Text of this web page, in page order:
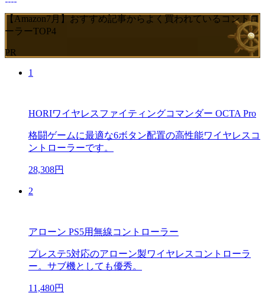
【Amazon7月】おすすめ記事からよく買われているコントロ
ーラーTOP4
PR
1
HORIワイヤレスファイティングコマンダー OCTA Pro
格闘ゲームに最適な6ボタン配置の高性能ワイヤレスコ
ントローラーです。
28,308円
2
アローン PS5用無線コントローラー
プレステ5対応のアローン製ワイヤレスコントローラ
ー。サブ機としても優秀。
11,480円